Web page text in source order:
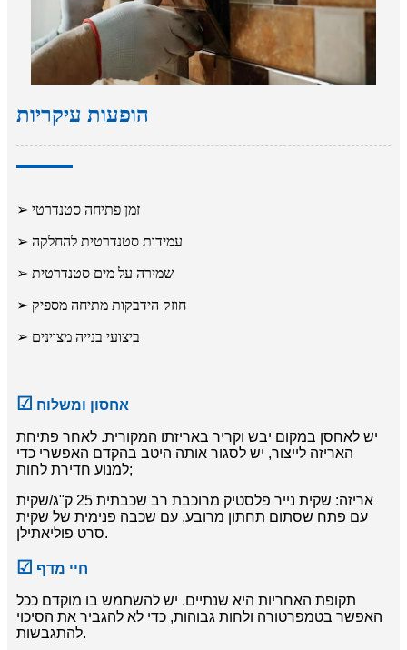
הופעות עיקריות
➢ זמן פתיחה סטנדרטי
➢ עמידות סטנדרטית להחלקה
➢ שמירה על מים סטנדרטית
➢ חוזק הידבקות מתיחה מספיק
➢ ביצועי בנייה מצוינים
☑ אחסון ומשלוח
יש לאחסן במקום יבש וקריר באריזתו המקורית. לאחר פתיחת
האריזה לייצור, יש לסגור אותה היטב בהקדם האפשרי כדי
למנוע חדירת לחות;
אריזה: שקית נייר פלסטיק מרוכבת רב שכבתית 25 ק"ג/שקית
עם פתח שסתום תחתון מרובע, עם שכבה פנימית של שקית
סרט פוליאתילן.
☑ חיי מדף
תקופת האחריות היא שנתיים. יש להשתמש בו מוקדם ככל
האפשר בטמפרטורה ולחות גבוהות, כדי לא להגביר את הסיכוי
להתגבשות.